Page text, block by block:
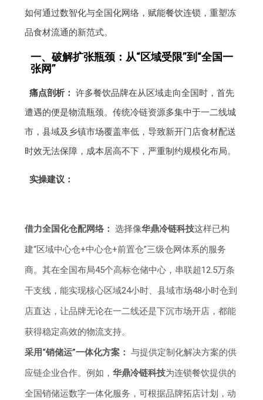
如何通过数智化与全国化网络，赋能餐饮连锁，重塑冻
品食材流通的新范式。
一、破解扩张瓶颈：从“区域受限”到“全国一
张网”
痛点剖析： 许多餐饮品牌在从区域走向全国时，首先
遭遇的便是物流瓶颈。传统冷链资源多集中于一二线城
市，县域及乡镇市场覆盖率低，导致新开门店食材配送
时效无法保障，成本居高不下，严重制约规模化布局。
实操建议：
借力全国化仓配网络： 选择像华鼎冷链科技这样已构
建“区域中心仓+中心仓+前置仓”三级仓网体系的服务
商。其在全国布局45个高标仓储中心，串联超12.5万条
干支线，能实现核心区域24小时、县域市场48小时仓到
店直达，让品牌无论在一二线还是下沉市场开店，都能
获得稳定高效的物流支持。
采用“销储运”一体化方案： 与提供定制化解决方案的供
应链企业合作。例如，华鼎冷链科技为连锁餐饮提供的
全国销储运数字一体化服务，可根据品牌拓店计划，动